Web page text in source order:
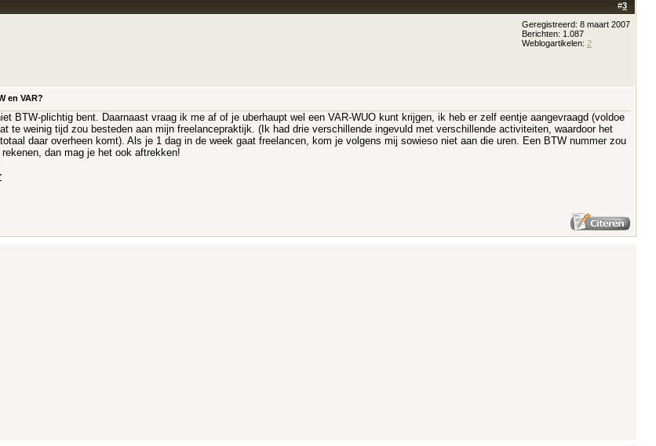
#3
Geregistreerd: 8 maart 2007
Berichten: 1.087
Weblogartikelen: 2
en VAR?
BTW-plichtig bent. Daarnaast vraag ik me af of je uberhaupt wel een VAR-WUO kunt krijgen, ik heb er zelf eentje aangevraagd (voldoe
te weinig tijd zou besteden aan mijn freelancepraktijk. (Ik had drie verschillende ingevuld met verschillende activiteiten, waardoor het
daar overheen komt). Als je 1 dag in de week gaat freelancen, kom je volgens mij sowieso niet aan die uren. Een BTW nummer zou
dan mag je het ook aftrekken!